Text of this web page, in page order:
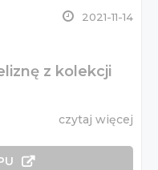
2021-11-14
z kolekcji
czytaj więcej